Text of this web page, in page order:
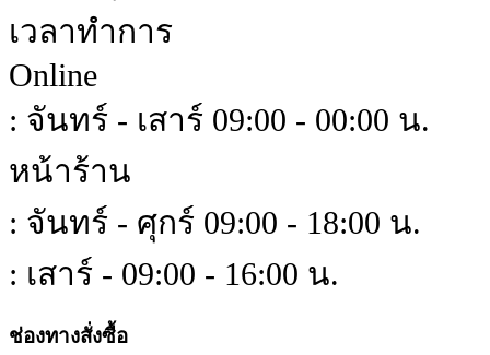
เวลาทำการ
Online
: จันทร์ - เสาร์ 09:00 - 00:00 น.
หน้าร้าน
: จันทร์ - ศุกร์ 09:00 - 18:00 น.
: เสาร์ - 09:00 - 16:00 น.
ช่องทางสั่งซื้อ